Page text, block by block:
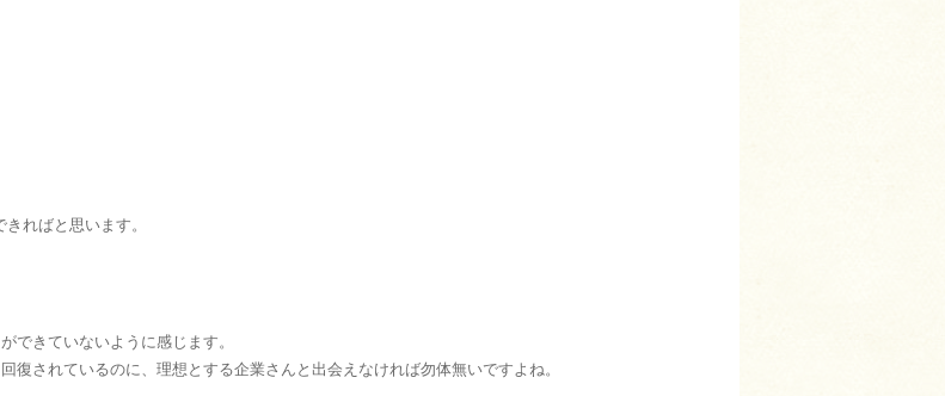
ればと思います。
できていないように感じます。
復されているのに、理想とする企業さんと出会えなければ勿体無いですよね。